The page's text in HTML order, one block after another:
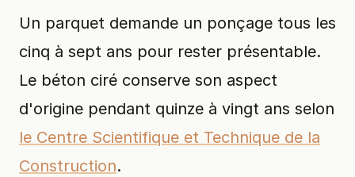
Un parquet demande un ponçage tous les
cinq à sept ans pour rester présentable.
Le béton ciré conserve son aspect
d'origine pendant quinze à vingt ans selon
le Centre Scientifique et Technique de la
Construction.